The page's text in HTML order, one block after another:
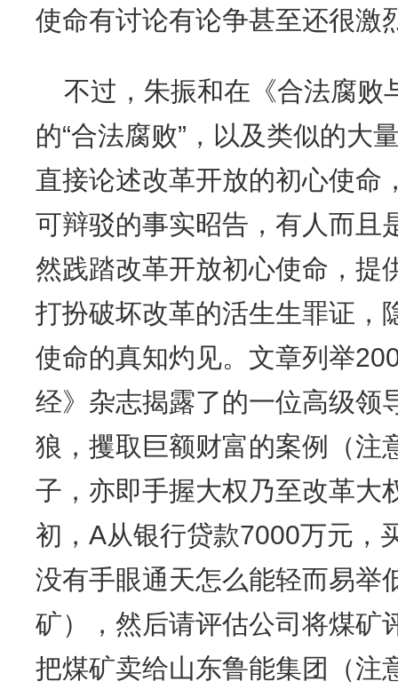
使命有讨论有论争甚至还很激
不过，朱振和在《合法腐败
的“合法腐败”，以及类似的大
直接论述改革开放的初心使命
可辩驳的事实昭告，有人而且
然践踏改革开放初心使命，提
打扮破坏改革的活生生罪证，
使命的真知灼见。文章列举
经》杂志揭露了的一位高级领
狼，攫取巨额财富的案例（注
子，亦即手握大权乃至改革大
初，A从银行贷款7000万元，
没有手眼通天怎么能轻而易举
矿），然后请评估公司将煤矿
把煤矿卖给山东鲁能集团（注